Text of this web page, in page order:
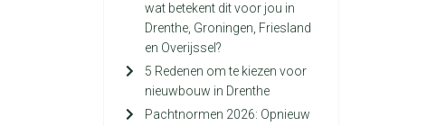
wat betekent dit voor jou in
Drenthe, Groningen, Friesland
en Overijssel?
5 Redenen om te kiezen voor
nieuwbouw in Drenthe
Pachtnormen 2026: Opnieuw